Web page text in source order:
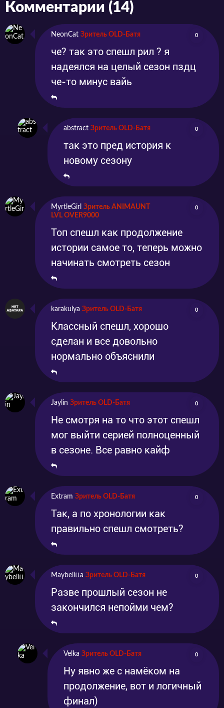
Комментарии (14)
NeonCat Зритель OLD-Батя 0
че? так это спешл рил ? я
надеялся на целый сезон пздц
че-то минус вайь
abstract Зритель OLD-Батя 0
так это пред история к
новому сезону
MyrtleGirl Зритель ANIMAUNT
LVL OVER9000
0
Топ спешл как продолжение
истории самое то, теперь можно
начинать смотреть сезон
karakulya Зритель OLD-Батя 0
Классный спешл, хорошо
сделан и все довольно
нормально объяснили
Jaylin Зритель OLD-Батя 0
Не смотря на то что этот спешл
мог выйти серией полноценный
в сезоне. Все равно кайф
Extram Зритель OLD-Батя 0
Так, а по хронологии как
правильно спешл смотреть?
Maybelitta Зритель OLD-Батя 0
Разве прошлый сезон не
закончился непойми чем?
Velka Зритель OLD-Батя 0
Ну явно же с намёком на
продолжение, вот и логичный
финал)